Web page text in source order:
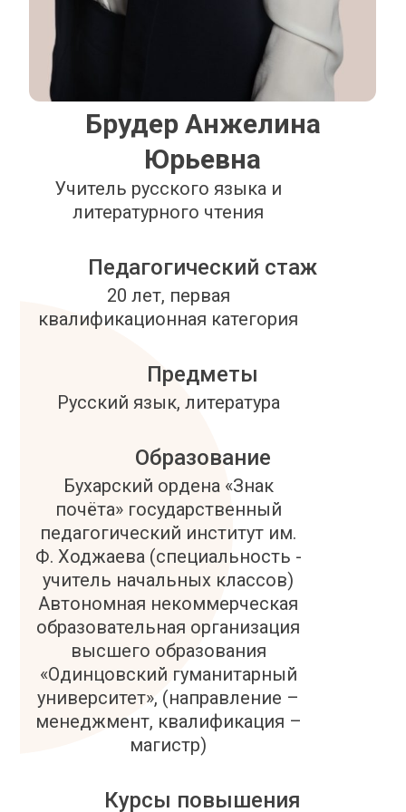
Брудер Анжелина
Юрьевна
Учитель русского языка и
литературного чтения
Педагогический стаж
20 лет, первая
квалификационная категория
Предметы
Русский язык, литература
Образование
Бухарский ордена «Знак
почёта» государственный
педагогический институт им.
Ф. Ходжаева (специальность -
учитель начальных классов)
Автономная некоммерческая
образовательная организация
высшего образования
«Одинцовский гуманитарный
университет», (направление –
менеджмент, квалификация –
магистр)
Курсы повышения